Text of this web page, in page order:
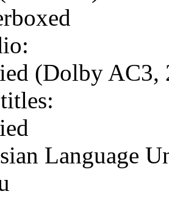
(Dolby AC3,
Language